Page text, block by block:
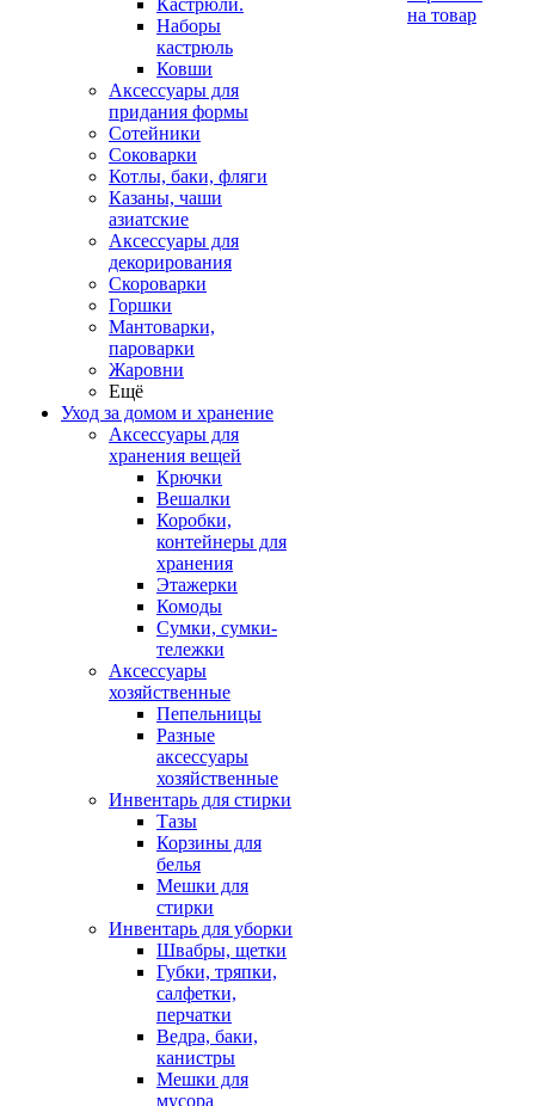
Кастрюли.
Наборы
кастрюль
Ковши
Аксессуары для
придания формы
Сотейники
Соковарки
Котлы, баки, фляги
Казаны, чаши
азиатские
Аксессуары для
декорирования
Скороварки
Горшки
Мантоварки,
пароварки
Жаровни
Ещё
Уход за домом и хранение
Аксессуары для
хранения вещей
Крючки
Вешалки
Коробки,
контейнеры для
хранения
Этажерки
Комоды
Сумки, сумки-
тележки
Аксессуары
хозяйственные
Пепельницы
Разные
аксессуары
хозяйственные
Инвентарь для стирки
Тазы
Корзины для
белья
Мешки для
стирки
Инвентарь для уборки
Швабры, щетки
Губки, тряпки,
салфетки,
перчатки
Ведра, баки,
канистры
Мешки для
мусора
на товар